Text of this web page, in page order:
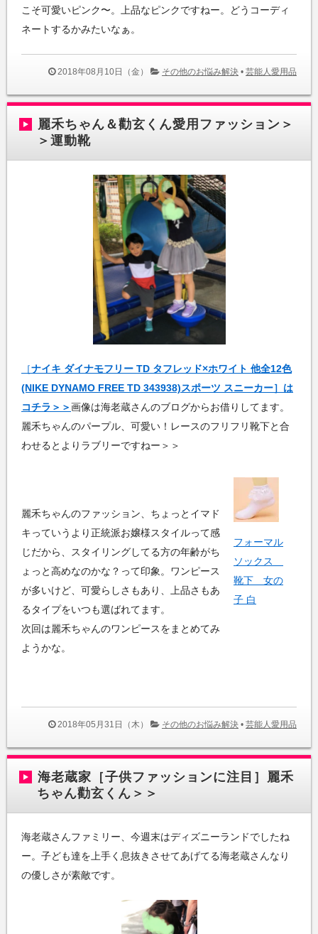
こそ可愛いピンク〜。上品なピンクですねー。どうコーディ
ネートするかみたいなぁ。
2018年08月10日（金） その他のお悩み解決 • 芸能人愛用品
麗禾ちゃん＆勸玄くん愛用ファッション＞
＞運動靴
［ナイキ ダイナモフリー TD タフレッド×ホワイト 他全12色
(NIKE DYNAMO FREE TD 343938)スポーツ スニーカー］は
コチラ＞＞画像は海老蔵さんのブログからお借りしてます。
麗禾ちゃんのパープル、可愛い！レースのフリフリ靴下と合
わせるとよりラブリーですねー＞＞
フォーマル
ソックス
靴下 女の
子 白
麗禾ちゃんのファッション、ちょっとイマド
キっていうより正統派お嬢様スタイルって感
じだから、スタイリングしてる方の年齢がち
ょっと高めなのかな？って印象。ワンピース
が多いけど、可愛らしさもあり、上品さもあ
るタイプをいつも選ばれてます。
次回は麗禾ちゃんのワンピースをまとめてみ
ようかな。
2018年05月31日（木） その他のお悩み解決 • 芸能人愛用品
海老蔵家［子供ファッションに注目］麗禾
ちゃん勸玄くん＞＞
海老蔵さんファミリー、今週末はディズニーランドでしたね
ー。子ども達を上手く息抜きさせてあげてる海老蔵さんなり
の優しさが素敵です。